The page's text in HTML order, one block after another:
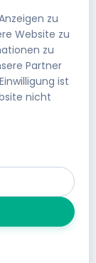
zu
Website zu
zu
Partner
ist
nicht